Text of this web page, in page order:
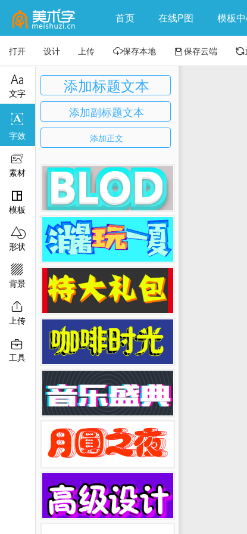
首页 在线P图 模板
打开 设计 上传 保存本地 保存云端 

文字

字效

素材

模板

形状

背景

上传

工具
添加标题文本
添加副标题文本
添加正文